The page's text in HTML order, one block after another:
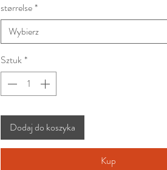
størrelse*
Wybierz
Sztuk*
Dodaj do koszyka
Kup